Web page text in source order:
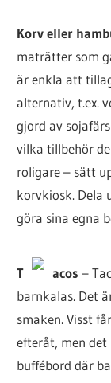
Korv eller
maträtter som
är enkla att
alternativ, t.ex.
gjord av
vilka tillbehör
roligare – sätt
korvkiosk. Dela
göra sina egna
T acos –
barnkalas. Det
smaken. Visst
efteråt, men
buffébord där